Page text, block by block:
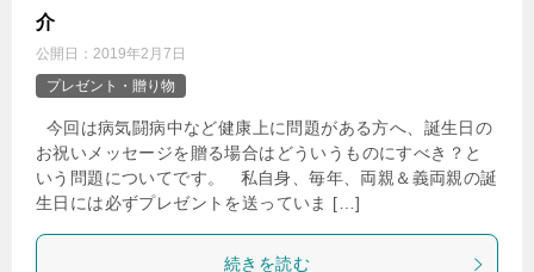
介
公開日： 2019年2月7日
プレゼント・贈り物
今回は病気闘病中など健康上に問題がある方へ、誕生日の
お祝いメッセージを贈る場合はどういうものにすべき？と
いう問題についてです。 私自身、毎年、両親＆義両親の誕
生日には必ずプレゼントを送っていま […]
続きを読む